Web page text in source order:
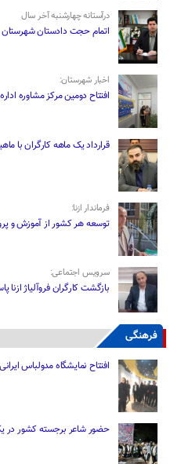
درآستانه چهارشنبه آخر سال
اتمام حجت دادستان
اخبار شهرستان:
افتتاح دومین مرکز مشاوره
قرارداد یک ماهه کارگران با
فرماندار ازنا:
توسعه هر کشور از آموزش و
سرویس اجتماعی:
بازگشت کارگران فروآلیاژ ازنا
فرهنگی
افتتاح نمایشگاه مدولباس
حضور شاعر برجسته کشور در